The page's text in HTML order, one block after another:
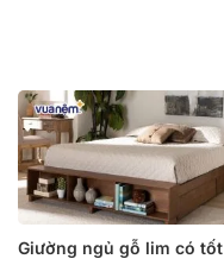
Giường ngủ gỗ lim có tốt